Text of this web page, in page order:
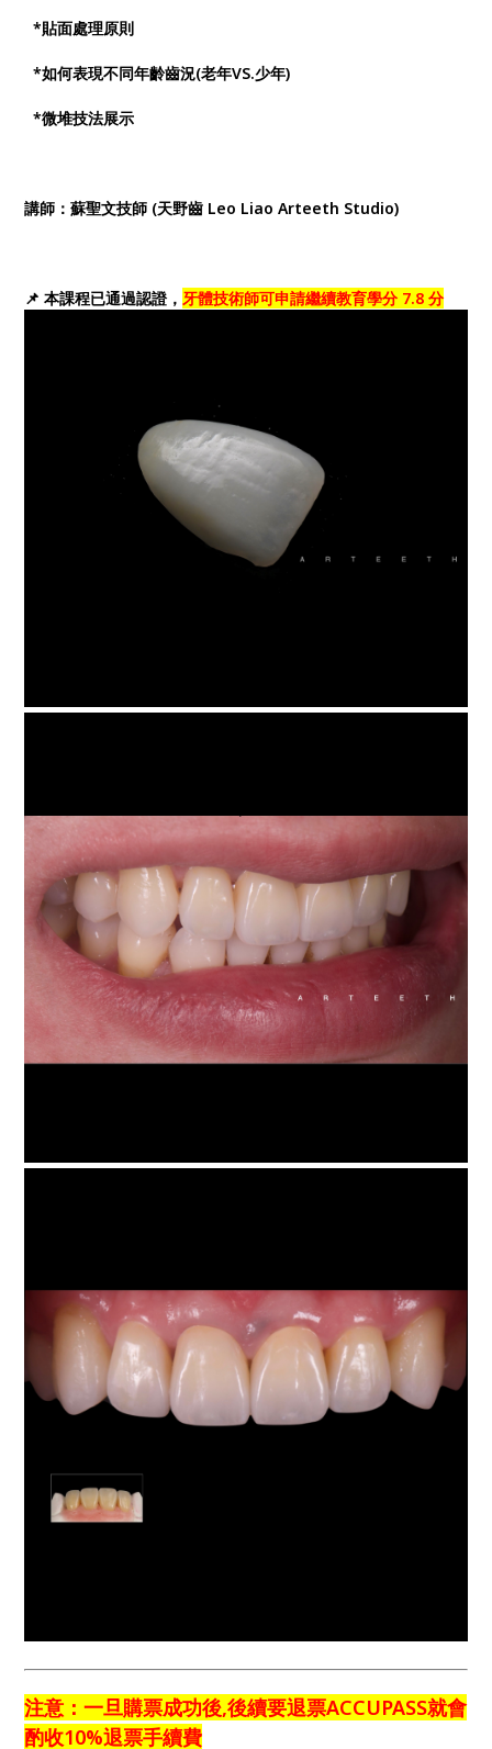
*貼面處理原則
*如何表現不同年齡齒況(老年VS.少年)
*微堆技法展示
講師：蘇聖文技師 (天野齒 Leo Liao Arteeth Studio)
📌 本課程已通過認證， 牙體技術師可申請繼續教育學分 7.8 分
注意：一旦購票成功後,後續要退票ACCUPASS就會
酌收10%退票手續費